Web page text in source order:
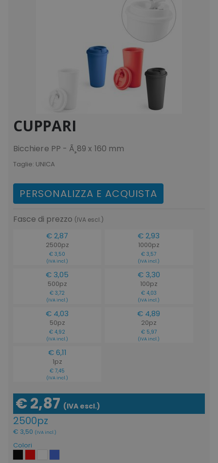
CUPPARI
Bicchiere PP - Ã¸89 x 160 mm
Taglie: UNICA
PERSONALIZZA E ACQUISTA
Fasce di prezzo (IVA escl.)
€ 2,87
2500pz
€ 3,50
(IVA incl.)
€ 2,93
1000pz
€ 3,57
(IVA incl.)
€ 3,05
500pz
€ 3,72
(IVA incl.)
€ 3,30
100pz
€ 4,03
(IVA incl.)
€ 4,03
50pz
€ 4,92
(IVA incl.)
€ 4,89
20pz
€ 5,97
(IVA incl.)
€ 6,11
1pz
€ 7,45
(IVA incl.)
€ 2,87 (IVA escl.)
2500pz
€ 3,50 (IVA incl.)
Colori